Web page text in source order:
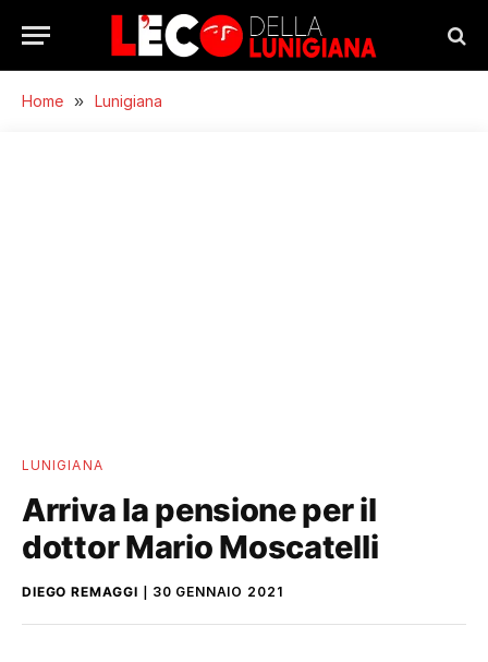
Home » Lunigiana
LUNIGIANA
Arriva la pensione per il
dottor Mario Moscatelli
DIEGO REMAGGI 30 GENNAIO 2021